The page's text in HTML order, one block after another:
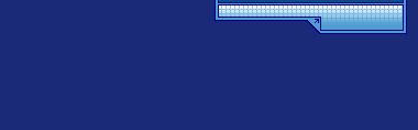
Schiebedachschalters mit LED